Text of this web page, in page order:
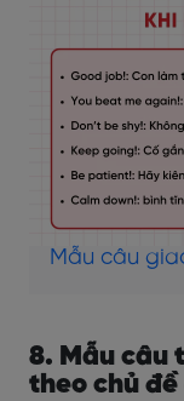
Mẫu câu
8. Mẫu câu
theo chủ